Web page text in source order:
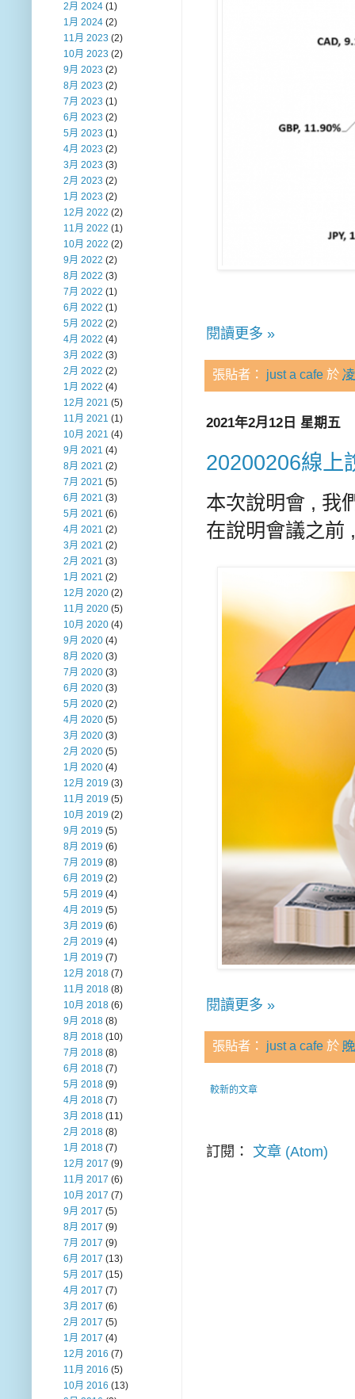
閱讀更多 »
張貼者： just a cafe 於
2021年2月12日 星期五
20200206線上
本次說明會 , 我
在說明會議之前
閱讀更多 »
張貼者： just a cafe 於
較新的文章
訂閱： 文章 (Atom)
2月 2024 (1)
1月 2024 (2)
11月 2023 (2)
10月 2023 (2)
9月 2023 (2)
8月 2023 (2)
7月 2023 (1)
6月 2023 (2)
5月 2023 (1)
4月 2023 (2)
3月 2023 (3)
2月 2023 (2)
1月 2023 (2)
12月 2022 (2)
11月 2022 (1)
10月 2022 (2)
9月 2022 (2)
8月 2022 (3)
7月 2022 (1)
6月 2022 (1)
5月 2022 (2)
4月 2022 (4)
3月 2022 (3)
2月 2022 (2)
1月 2022 (4)
12月 2021 (5)
11月 2021 (1)
10月 2021 (4)
9月 2021 (4)
8月 2021 (2)
7月 2021 (5)
6月 2021 (3)
5月 2021 (6)
4月 2021 (2)
3月 2021 (2)
2月 2021 (3)
1月 2021 (2)
12月 2020 (2)
11月 2020 (5)
10月 2020 (4)
9月 2020 (4)
8月 2020 (3)
7月 2020 (3)
6月 2020 (3)
5月 2020 (2)
4月 2020 (5)
3月 2020 (3)
2月 2020 (5)
1月 2020 (4)
12月 2019 (3)
11月 2019 (5)
10月 2019 (2)
9月 2019 (5)
8月 2019 (6)
7月 2019 (8)
6月 2019 (2)
5月 2019 (4)
4月 2019 (5)
3月 2019 (6)
2月 2019 (4)
1月 2019 (7)
12月 2018 (7)
11月 2018 (8)
10月 2018 (6)
9月 2018 (8)
8月 2018 (10)
7月 2018 (8)
6月 2018 (7)
5月 2018 (9)
4月 2018 (7)
3月 2018 (11)
2月 2018 (8)
1月 2018 (7)
12月 2017 (9)
11月 2017 (6)
10月 2017 (7)
9月 2017 (5)
8月 2017 (9)
7月 2017 (9)
6月 2017 (13)
5月 2017 (15)
4月 2017 (7)
3月 2017 (6)
2月 2017 (5)
1月 2017 (4)
12月 2016 (7)
11月 2016 (5)
10月 2016 (13)